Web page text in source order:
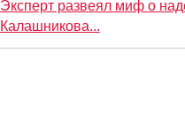
Эксперт развеял миф о
Калашникова...